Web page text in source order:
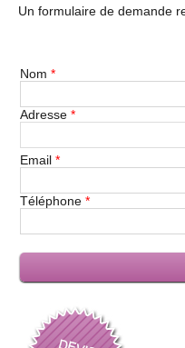
Un formulaire de demande
Nom*
Adresse*
Email*
Téléphone*